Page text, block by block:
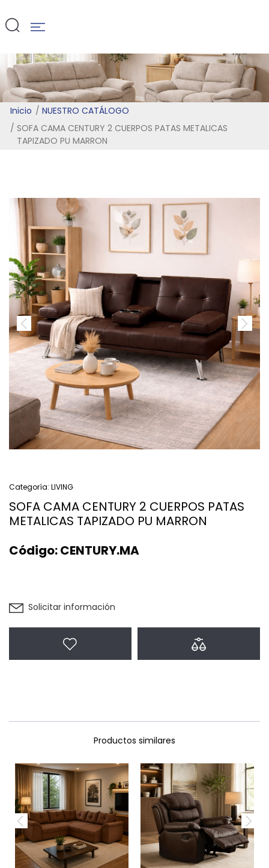
PU MARRON
Inicio
NUESTRO CATÁLOGO
SOFA CAMA CENTURY 2 CUERPOS PATAS METALICAS
TAPIZADO PU MARRON
Categoría: LIVING
SOFA CAMA CENTURY 2 CUERPOS PATAS
METALICAS TAPIZADO PU MARRON
Código:CENTURY.MA
Solicitar información
Productos similares